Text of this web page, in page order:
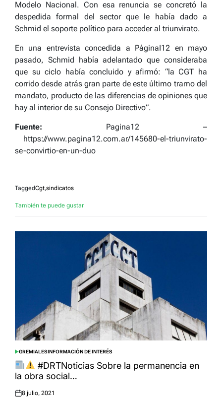
Modelo Nacional. Con esa renuncia se concretó la
despedida formal del sector que le había dado a
Schmid el soporte político para acceder al triunvirato.
En una entrevista concedida a PáginaI12 en mayo
pasado, Schmid había adelantado que consideraba
que su ciclo había concluido y afirmó: “la CGT ha
corrido desde atrás gran parte de este último tramo del
mandato, producto de las diferencias de opiniones que
hay al interior de su Consejo Directivo”.
Fuente: Pagina12 –
https://www.pagina12.com.ar/145680-el-triunvirato-
se-convirtio-en-un-duo
TaggedCgt,sindicatos
También te puede gustar
POSTED
IN
GREMIALESINFORMACIÓN DE INTERÉS
#DRTNoticias Sobre la permanencia en
la obra social…
Posted
8 julio, 2021